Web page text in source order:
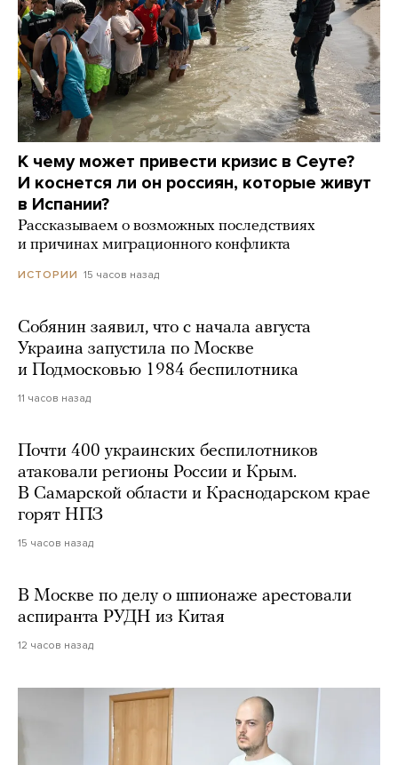
К чему может привести кризис в Сеуте?
И коснется ли он россиян, которые живут
в Испании?
Рассказываем о возможных последствиях
и причинах миграционного конфликта
ИСТОРИИ 15 часов назад
Собянин заявил, что с начала августа
Украина запустила по Москве
и Подмосковью 1984 беспилотника
11 часов назад
Почти 400 украинских беспилотников
атаковали регионы России и Крым.
В Самарской области и Краснодарском крае
горят НПЗ
15 часов назад
В Москве по делу о шпионаже арестовали
аспиранта РУДН из Китая
12 часов назад